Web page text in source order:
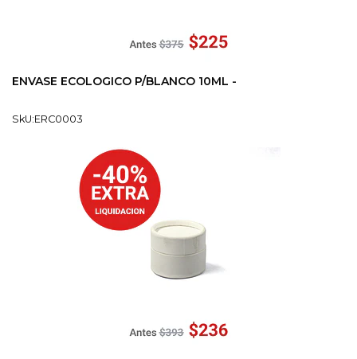
ENVASE ECOLOGICO P/BLANCO 10ML -
SkU:ERC0003